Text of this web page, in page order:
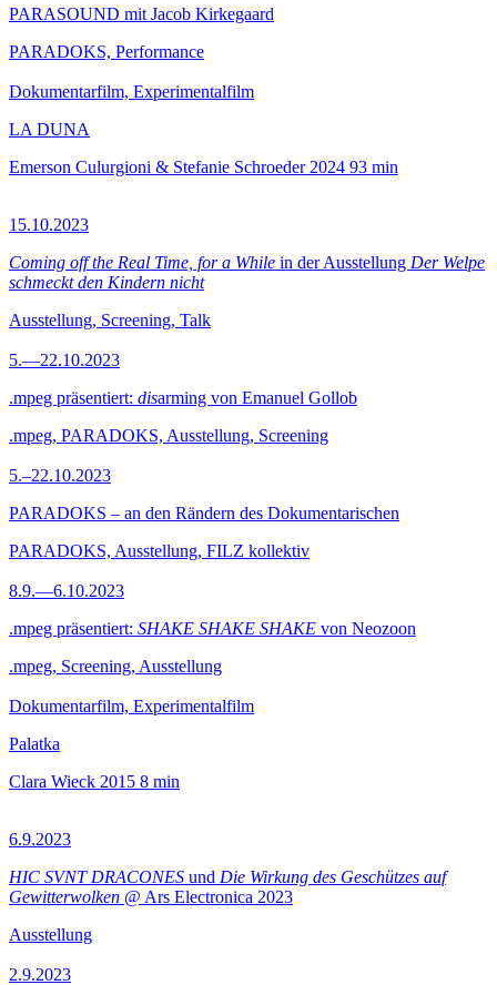
PARASOUND mit Jacob Kirkegaard
PARADOKS, Performance
Dokumentarfilm, Experimentalfilm
LA DUNA
Emerson Culurgioni & Stefanie Schroeder 2024 93 min
15.10.2023
Coming off the Real Time, for a While in der Ausstellung Der Welpe
schmeckt den Kindern nicht
Ausstellung, Screening, Talk
5.—22.10.2023
.mpeg präsentiert: disarming von Emanuel Gollob
.mpeg, PARADOKS, Ausstellung, Screening
5.–22.10.2023
PARADOKS – an den Rändern des Dokumentarischen
PARADOKS, Ausstellung, FILZ kollektiv
8.9.—6.10.2023
.mpeg präsentiert: SHAKE SHAKE SHAKE von Neozoon
.mpeg, Screening, Ausstellung
Dokumentarfilm, Experimentalfilm
Palatka
Clara Wieck 2015 8 min
6.9.2023
HIC SVNT DRACONES und Die Wirkung des Geschützes auf
Gewitterwolken @ Ars Electronica 2023
Ausstellung
2.9.2023